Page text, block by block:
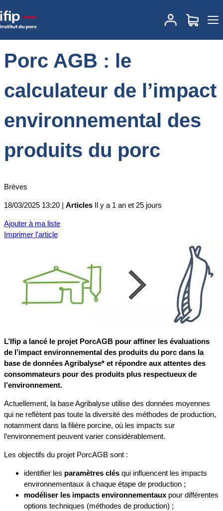
Accueil
Porc AGB : le calculateur de l’impact
environnemental des produits du porc
Porc AGB : le
calculateur de l’impact
environnemental des
produits du porc
Brèves
18/03/2025 13:20 | Articles Il y a 1 an et 25 jours
Ajouter à ma liste
Imprimer l'article
L’Ifip a lancé le projet PorcAGB pour affiner les évaluations
de l’impact environnemental des produits du porc dans la
base de données Agribalyse* et répondre aux attentes des
consommateurs pour des produits plus respectueux de
l’environnement.
Actuellement, la base Agribalyse utilise des données moyennes
qui ne reflètent pas toute la diversité des méthodes de production,
notamment dans la filière porcine, où les impacts sur
l’environnement peuvent varier considérablement.
Les objectifs du projet PorcAGB sont :
identifier les paramètres clés qui influencent les impacts
environnementaux à chaque étape de production ;
modéliser les impacts environnementaux pour différentes
options techniques (méthodes de production) ;